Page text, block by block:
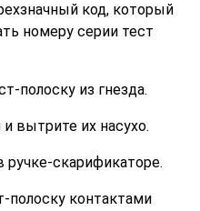
код, который
номеру серии тест
полоску из гнезда.
вытрите их насухо.
скарификаторе.
полоску контактами